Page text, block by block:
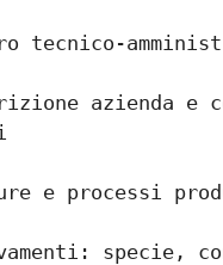
tecnico-
azienda e
e processi
specie,